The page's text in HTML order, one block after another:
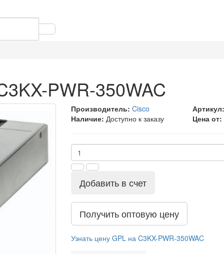
PWR-350WAC
Производитель: Cisco
Наличие: Доступно к заказу Цена от:
Добавить в счет
Получить оптовую цену
Узнать цену GPL на C3KX-PWR-350WAC